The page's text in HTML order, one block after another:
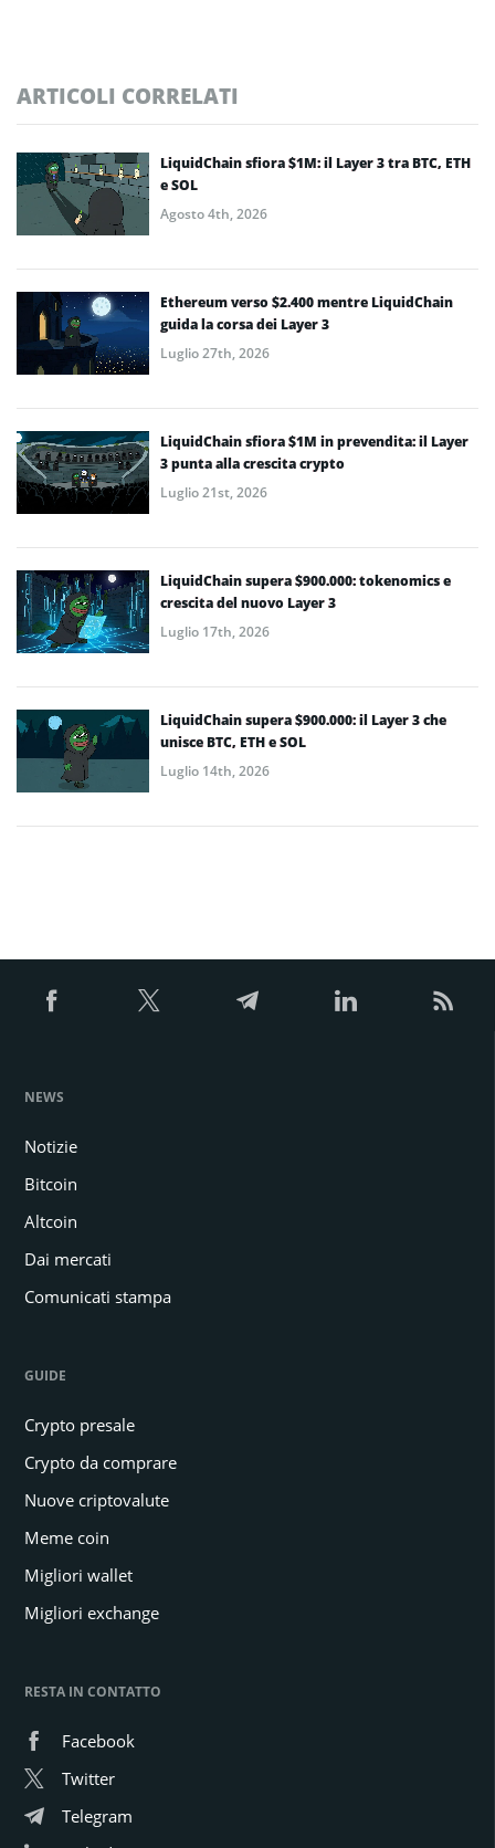
ARTICOLI CORRELATI
LiquidChain sfiora $1M: il Layer 3 tra BTC, ETH
e SOL
Agosto 4th, 2026
Ethereum verso $2.400 mentre LiquidChain
guida la corsa dei Layer 3
Luglio 27th, 2026
LiquidChain sfiora $1M in prevendita: il Layer
3 punta alla crescita crypto
Luglio 21st, 2026
LiquidChain supera $900.000: tokenomics e
crescita del nuovo Layer 3
Luglio 17th, 2026
LiquidChain supera $900.000: il Layer 3 che
unisce BTC, ETH e SOL
Luglio 14th, 2026
NEWS
Notizie
Bitcoin
Altcoin
Dai mercati
Comunicati stampa
GUIDE
Crypto presale
Crypto da comprare
Nuove criptovalute
Meme coin
Migliori wallet
Migliori exchange
RESTA IN CONTATTO
Facebook
Twitter
Telegram